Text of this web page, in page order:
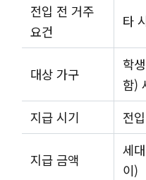
전입 전 거주
요건
타
대상 가구
학
함)
지급 시기
전
지급 금액
세
이)